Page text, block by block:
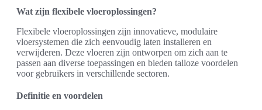
Wat zijn flexibele vloeroplossingen?
Flexibele vloeroplossingen zijn innovatieve, modulaire
vloersystemen die zich eenvoudig laten installeren en
verwijderen. Deze vloeren zijn ontworpen om zich aan te
passen aan diverse toepassingen en bieden talloze voordelen
voor gebruikers in verschillende sectoren.
Definitie en voordelen